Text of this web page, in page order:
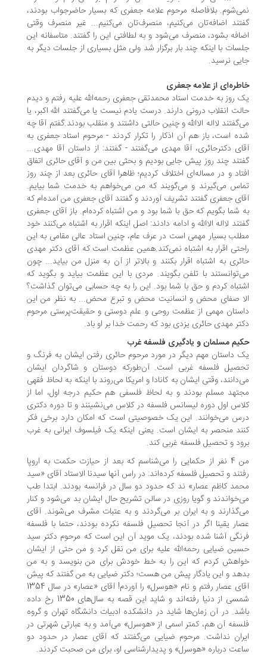
بلافاصله مرحوم علامه جعفری که بسیار حاضرجواب بودند،
اضافه‌تان می‌کنیم، منصرف‌تان می‌کنیم... غیر منصرف وقتی
بشود، منصرف می‌شود و به لطافتی این را گفتند. متاسفانه این
با اینکه چند بار برگزار شد ولی مثل بسیاری از جلسات دیگر به
نرسید.
از علامه جعفری
روز به خدمت استاد محمدتقی جعفری رحمه‌الله علیه رفتم و دیدم
انقلاب درونی دارند. درست یادم نیست یا می‌گفتند ‌الله اکبر، یا
لا‌اله الا‌الله و چنین حالتی داشتند و منقلب بودند.گفتم آقا چه
است، باز هم آن اذکار را تکرار کردند - مرحوم استاد جعفری به
دکترحائری، آقا مهدی می‌گفتند - گفتند: از داستان آقا مهدی...
چند روز پیش جایی بودیم و بحثی بین من و آقای حائری اتفاق
و در مساله‌ای اختلاف کردیم؛ ظاهرا آقای حائری بعد از چند روز
می‌گیرند و می‌گویند که من می‌خواهم به خدمت شما بیایم.
جعفری گفتند تشریف آوردند و گفتند آقای جعفری من آمده‌ام که
شما بگویم که حق با شما بود و من اشتباه کرده‌ام. باز آقای جعفری
لا‌اله الا‌الله و ادامه دادند: اصل اینکه اقرار به اشتباه می‌کنند خود
بسیار مهمی است در عرف عام، چنین استاد عالی مقامی به این
اقرار به اشتباه نمی‌کند.همین عظمت است که آقای دکتر مهدی
به اشتباه اقرار بکنند و بالاتر از آن به منزل من بیاید... چون
با تلفن بگویند. مردی با این عظمت بیاید و بگوید که
کردم و حق با شما بود. این را به چه حسابی می‌توان گذاشت؟
صفای محض و انسانیت محض و تبرع محض... به نظر من این
مهمی از عظمت روحی و علم دوستی و حقیقت‌پرستی مرحوم
مهدی حائری یزدی بود که رحمت خدا بر او باد.
مسلمان و یادگیری فلسفه غرب
داستان مهم دیگر در مورد مرحوم حائری رفتن ایشان به فرنگ و
فلسفه غربی است. آن‌طورکه دوستان و شاگردان ایشان
وقتی ایشان به کانادا و امریکا می‌روند با اینکه به لحاظ فقهی
مسلم بودند و به لحاظ فلسفی هم حکیم درجه اول، اما از
اول دوره لیسانس فلسفه در کلاس می‌نشینند و تا دوره دکتری
می‌خوانند. این یک خصوصیتی است که امکان دارد برخی فکر
منحصر به ایشان است. یعنی اینکه یک فیلسوف ایرانی به غرب
و تحصیل فلسفه غربی کند.
من 4 نفر از حکمایی را می‌شناسم که بعد از حیازت حکمت به اروپا
و تحصیل فلسفه کرده‌اند: در راس آنها سیدنا الاستاد آقای «سید
کاظم عصار»‌ ند که حدود دو سال در فرانسه بودند. ابتدا طب
و گویا روزی در سالن تشریح حال ایشان بد می‌شود و کنار
و به ایران بر می‌گردند و به عتبات مشرف می‌شوند. آقای
یقینا اگر در آنجا تحصیل فلسفه نکرده بودند، حتما با فلسفه
آشنا شده بودند، یک موید آن این است که مرحوم دکتر سید
ضیایی رحمه‌الله علیه برای من نقل کرد و من حتی از ایشان
کردم که این را به خط خودش برای من بنویسد و به من
و این یادگار پیش من هست؛ دکتر ضیایی به من ‌گفتند که پیش
آقای عصار رفتم و نام «هوسرل» را آوردم! آقای «عصار» در سال 1354
شمسی از دنیا رفته‌اند و شاید این قصه به سال‌های 1350 رخ داده
در آن زمان‌ها شاید در دانشکده ادبیات دانشگاه تهران و گروه
آن هم، کمتر اسمی از «هوسرل» می‌آمد و به عبارتی شهرتی در
نداشت. مرحوم ضیایی می‌گفتند که آقای عصار در حدود دو
درباره «هوسرل» و پدیدار‌شناسی او، برای من صحبت کردند.